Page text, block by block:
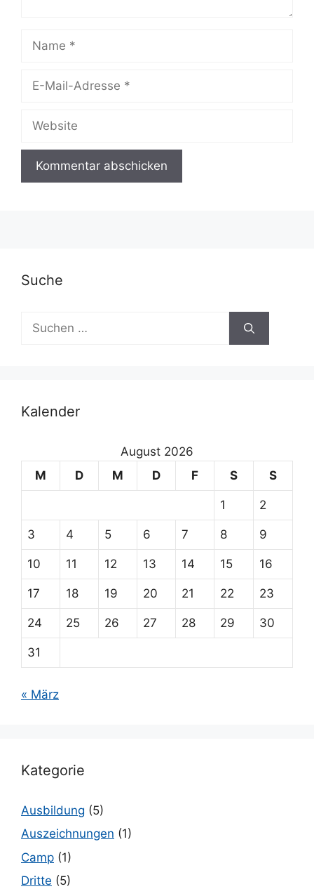
Name
Website
n
Suche
Suchen
nach:
Kalender
August 2026
M
D M D F S S
1 2
3 4 5 6 7 8 9
10 11 12 13 14 15 16
17 18 19 20 21 22 23
24 25 26 27 28 29 30
31
« März
Kategorie
Ausbildung (5)
Auszeichnungen (1)
Camp (1)
Dritte (5)